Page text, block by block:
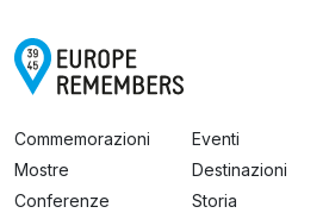
Commemorazioni
Mostre
Conferenze
Eventi
Destinazioni
Storia